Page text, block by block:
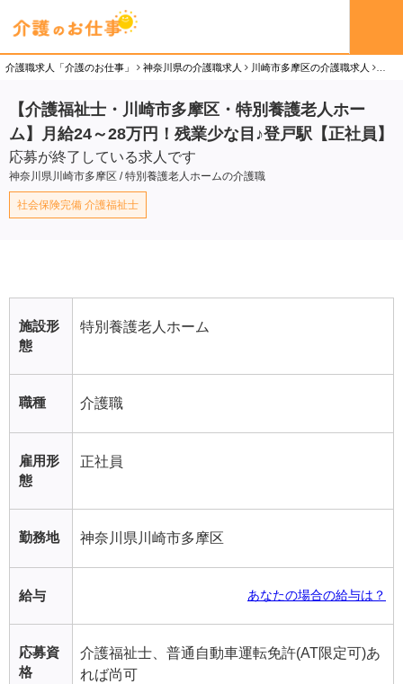
介護職求人「介護のお仕事」 神奈川県の介護職求人 川崎市多摩区の介護職求人
【介護福祉士・川崎市多摩区・特別養護老人ホー
ム】月給24～28万円！残業少な目♪登戸駅【正社員】
応募が終了している求人です
神奈川県川崎市多摩区 / 特別養護老人ホームの介護職
社会保険完備 介護福祉士
施設形
態
特別養護老人ホーム
職種 介護職
雇用形
態
正社員
勤務地 神奈川県川崎市多摩区
給与 あなたの場合の給与は？
応募資
格
介護福祉士、普通自動車運転免許(AT限定可)あ
れば尚可